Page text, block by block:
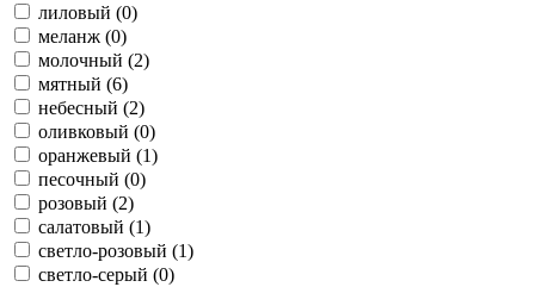
лиловый (0)
меланж (0)
молочный (2)
мятный (6)
небесный (2)
оливковый (0)
оранжевый (1)
песочный (0)
розовый (2)
салатовый (1)
светло-розовый (1)
светло-серый (0)